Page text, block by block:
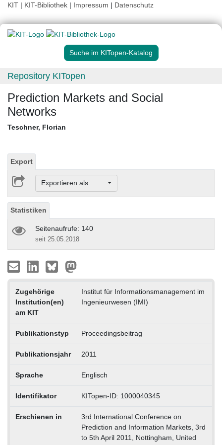
KIT | KIT-Bibliothek | Impressum | Datenschutz
Suche im KITopen-Katalog
Repository KITopen
Prediction Markets and Social
Networks
Teschner, Florian
Export
Exportieren als ...
Statistiken
Seitenaufrufe: 140
seit 25.05.2018
Zugehörige
Institution(en)
am KIT
Institut für Informationsmanagement im
Ingenieurwesen (IMI)
Publikationstyp Proceedingsbeitrag
Publikationsjahr 2011
Sprache Englisch
Identifikator KITopen-ID: 1000040345
Erschienen in
3rd International Conference on
Prediction and Information Markets, 3rd
to 5th April 2011, Nottingham, United